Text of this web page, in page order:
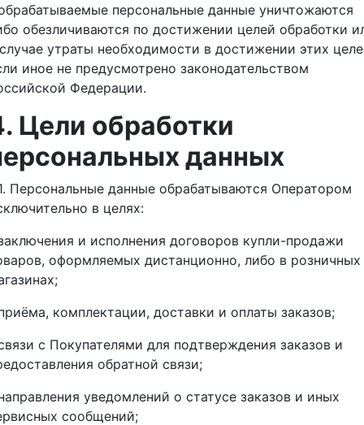
персональные данные уничтожаются
обезличиваются по достижении целей обработки
утраты необходимости в достижении этих
иное не предусмотрено законодательством
Федерации.
Цели обработки
данных
Персональные данные обрабатываются Оператором
в целях:
и исполнения договоров купли-продажи
оформляемых дистанционно, либо в розничных
комплектации, доставки и оплаты заказов;
с Покупателями для подтверждения заказов и
обратной связи;
уведомлений о статусе заказов и иных
сообщений;